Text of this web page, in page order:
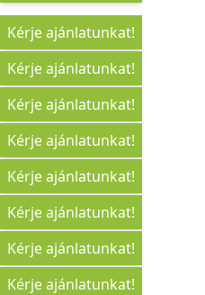
Kérje ajánlatunkat!
Kérje ajánlatunkat!
Kérje ajánlatunkat!
Kérje ajánlatunkat!
Kérje ajánlatunkat!
Kérje ajánlatunkat!
Kérje ajánlatunkat!
Kérje ajánlatunkat!